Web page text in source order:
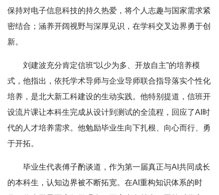
保持对电子信息科技的持久热爱，将个人志趣与国家需求紧
密结合；涵养开阔视野与深厚见识，在学科交叉边界勇于创
新。
刘建波充分肯定信班“以少为多、开放自主”的培养模
式，他指出，依托学术导师与企业导师联合指导落实个性化
培养，是北大新工科建设的生动实践。他特别提道，信班开
设流片课让本科生完成从设计到测试的全流程，回应了AI时
代的人才培养需求。他勉励毕业生向下扎根、向心而行、勇
于开拓。
毕业生代表傅子酌谈道，作为第一届真正与AI共同成长
的本科生，认知边界被不断拓宽。在AI重构知识体系的时